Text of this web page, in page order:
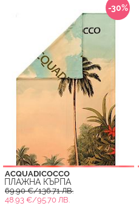
-30%
ACQUADICOCCO
ПЛАЖНА КЪРПА
69.90 €/136.71 ЛВ.
48.93 €/95.70 ЛВ.